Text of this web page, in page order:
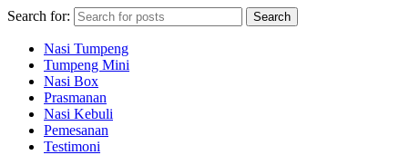
Search for: Search
Nasi Tumpeng
Tumpeng Mini
Nasi Box
Prasmanan
Nasi Kebuli
Pemesanan
Testimoni